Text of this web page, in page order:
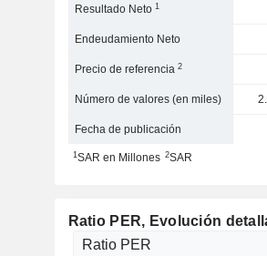
Resultado Neto1
Endeudamiento Neto
Precio de referencia2
Número de valores (en miles)
Fecha de publicación
1SAR en Millones 2SAR
Ratio PER, Evolución